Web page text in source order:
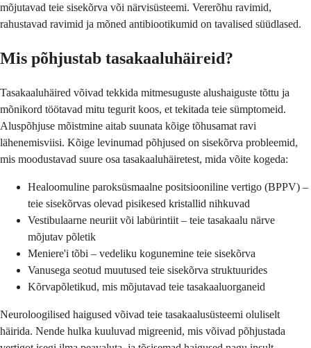
mõjutavad teie sisekõrva või närvisüsteemi. Vererõhu ravimid,
rahustavad ravimid ja mõned antibiootikumid on tavalised süüdlased.
Mis põhjustab tasakaaluhäireid?
Tasakaaluhäired võivad tekkida mitmesuguste alushaiguste tõttu ja
mõnikord töötavad mitu tegurit koos, et tekitada teie sümptomeid.
Aluspõhjuse mõistmine aitab suunata kõige tõhusamat ravi
lähenemisviisi. Kõige levinumad põhjused on sisekõrva probleemid,
mis moodustavad suure osa tasakaaluhäiretest, mida võite kogeda:
Healoomuline paroksüsmaalne positsiooniline vertigo (BPPV) –
teie sisekõrvas olevad pisikesed kristallid nihkuvad
Vestibulaarne neuriit või labürintiit – teie tasakaalu närve
mõjutav põletik
Meniere'i tõbi – vedeliku kogunemine teie sisekõrva
Vanusega seotud muutused teie sisekõrva struktuurides
Kõrvapõletikud, mis mõjutavad teie tasakaaluorganeid
Neuroloogilised haigused võivad teie tasakaalusüsteemi oluliselt
häirida. Nende hulka kuuluvad migreenid, mis võivad põhjustada